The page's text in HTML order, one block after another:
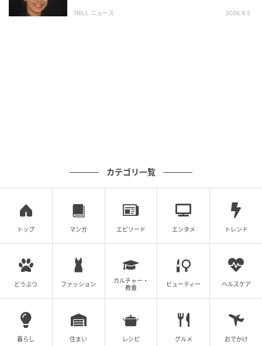
次の記事 TRILL ニュース 2026.8.5
カテゴリ一覧
トップ マンガ エピソード エンタメ トレンド
どうぶつ ファッション
カルチャー・
教養
ビューティー ヘルスケア
暮らし 住まい レシピ グルメ おでかけ